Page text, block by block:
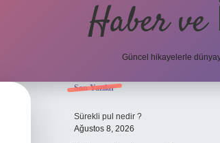
Haber
Güncel hikayelerle
Sidebar
Son Yazılar
Sürekli pul nedir ?
Ağustos 8, 2026